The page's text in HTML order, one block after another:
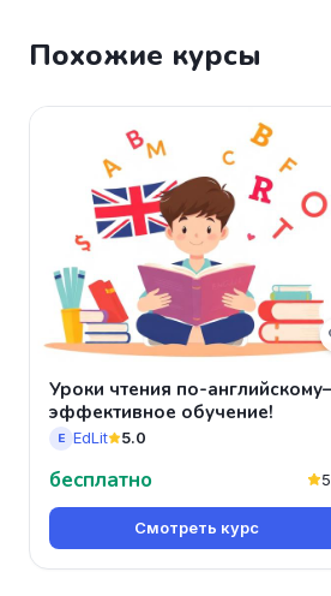
Похожие курсы
Уроки чтения по-
эффективное обучение!
E EdLit 5.0
бесплатно
Смотреть курс